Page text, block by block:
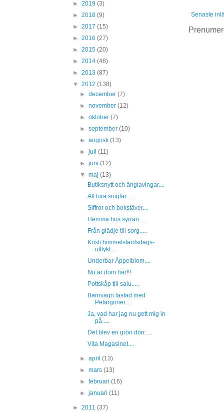
Senaste
► 2019 (3)
► 2018 (9)
► 2017 (15)
► 2016 (27)
► 2015 (20)
► 2014 (48)
► 2013 (87)
▼ 2012 (138)
►december(7)
►november(12)
►oktober(7)
►september(10)
►augusti(13)
►juli(11)
►juni(12)
▼maj(13)
Butiksnytt och änglavingar....
Att lura sniglar......
Siffror och bokstäver....
Hemma hos syrran.....
Från glädje till sorg.....
Kristi himmelsfärdsdags-
utflykt....
Underbar Äppelblom....
Nu är dom här!!!
Pottskåp till salu.....
Barnvagn lastad med
Pelargoner....
Ja, vad har jag nu gett mig in
på.....
Det blev en grön dörr.....
Vita Magasinet....
►april(13)
►mars(13)
►februari(16)
►januari(11)
► 2011 (37)